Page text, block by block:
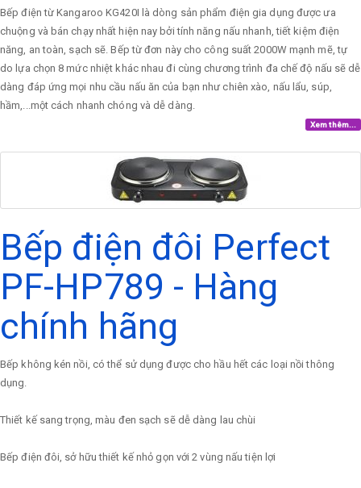
Bếp điện từ Kangaroo KG420I là dòng sản phẩm điện gia dụng được ưa
chuộng và bán chạy nhất hiện nay bởi tính năng nấu nhanh, tiết kiệm điện
năng, an toàn, sạch sẽ. Bếp từ đơn này cho công suất 2000W mạnh mẽ, tự
do lựa chọn 8 mức nhiệt khác nhau đi cùng chương trình đa chế độ nấu sẽ dễ
dàng đáp ứng mọi nhu cầu nấu ăn của bạn như chiên xào, nấu lẩu, súp,
hầm,...một cách nhanh chóng và dễ dàng.
Xem thêm...
Bếp điện đôi Perfect
PF-HP789 - Hàng
chính hãng
Bếp không kén nồi, có thể sử dụng được cho hầu hết các loại nồi thông
dụng.
Thiết kế sang trọng, màu đen sạch sẽ dễ dàng lau chùi
Bếp điện đôi, sở hữu thiết kế nhỏ gọn với 2 vùng nấu tiện lợi